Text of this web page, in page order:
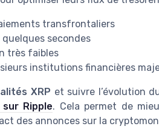
transfrontaliers
secondes
très faibles
institutions financières
XRP et suivre l’évolution
Ripple. Cela permet de
des annonces sur la